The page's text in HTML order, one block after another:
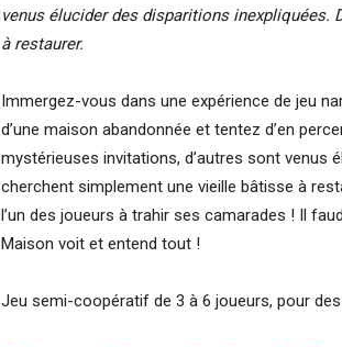
venus élucider des disparitions inexpliquées.
à restaurer.
Immergez-vous dans une expérience de jeu
d’une maison abandonnée et tentez d’en
mystérieuses invitations, d’autres sont venus
cherchent simplement une vieille bâtisse à
l’un des joueurs à trahir ses camarades ! Il
Maison voit et entend tout !
Jeu semi-coopératif de 3 à 6 joueurs, pour